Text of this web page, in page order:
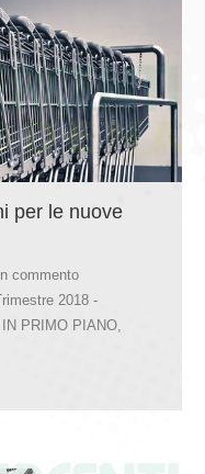
per le nuove
commento
2018 -
PRIMO PIANO